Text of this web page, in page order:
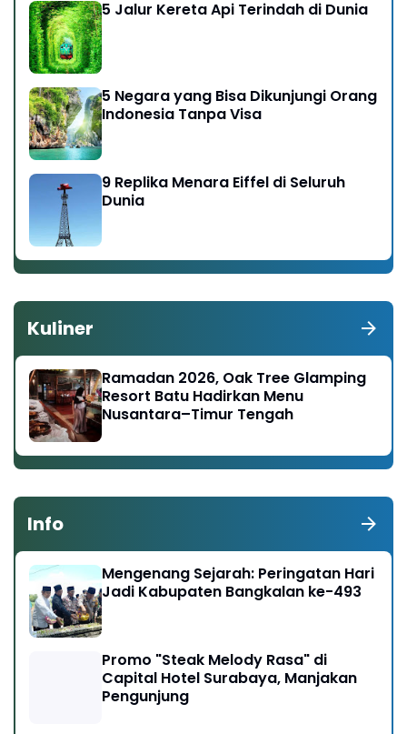
5 Jalur Kereta Api Terindah di Dunia
5 Negara yang Bisa Dikunjungi Orang
Indonesia Tanpa Visa
9 Replika Menara Eiffel di Seluruh
Dunia
Kuliner
Ramadan 2026, Oak Tree Glamping
Resort Batu Hadirkan Menu
Nusantara–Timur Tengah
Info
Mengenang Sejarah: Peringatan Hari
Jadi Kabupaten Bangkalan ke-493
Promo "Steak Melody Rasa" di
Capital Hotel Surabaya, Manjakan
Pengunjung